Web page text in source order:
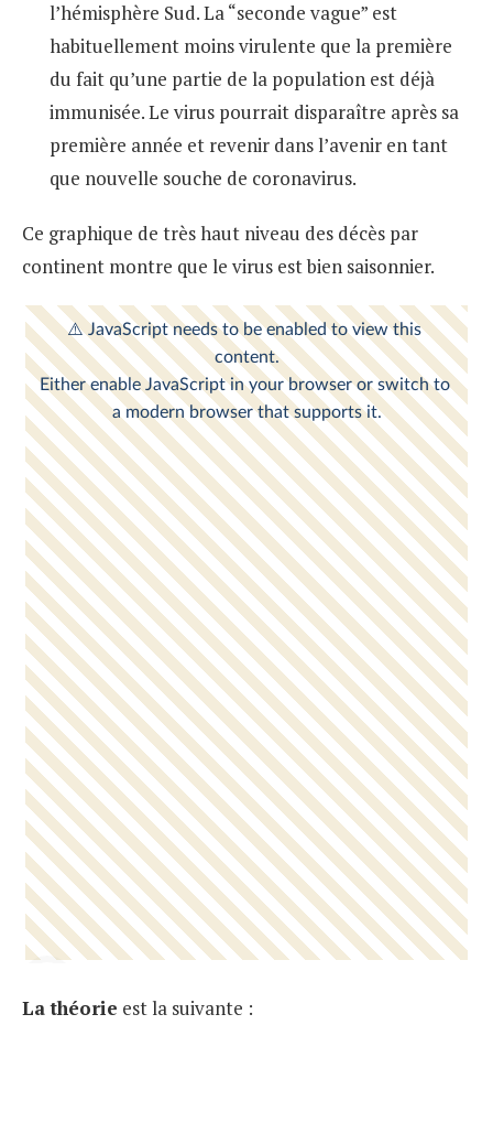
l’hémisphère Sud. La “seconde vague” est
habituellement moins virulente que la première
du fait qu’une partie de la population est déjà
immunisée. Le virus pourrait disparaître après sa
première année et revenir dans l’avenir en tant
que nouvelle souche de coronavirus.
Ce graphique de très haut niveau des décès par
continent montre que le virus est bien saisonnier.
La théorie est la suivante :